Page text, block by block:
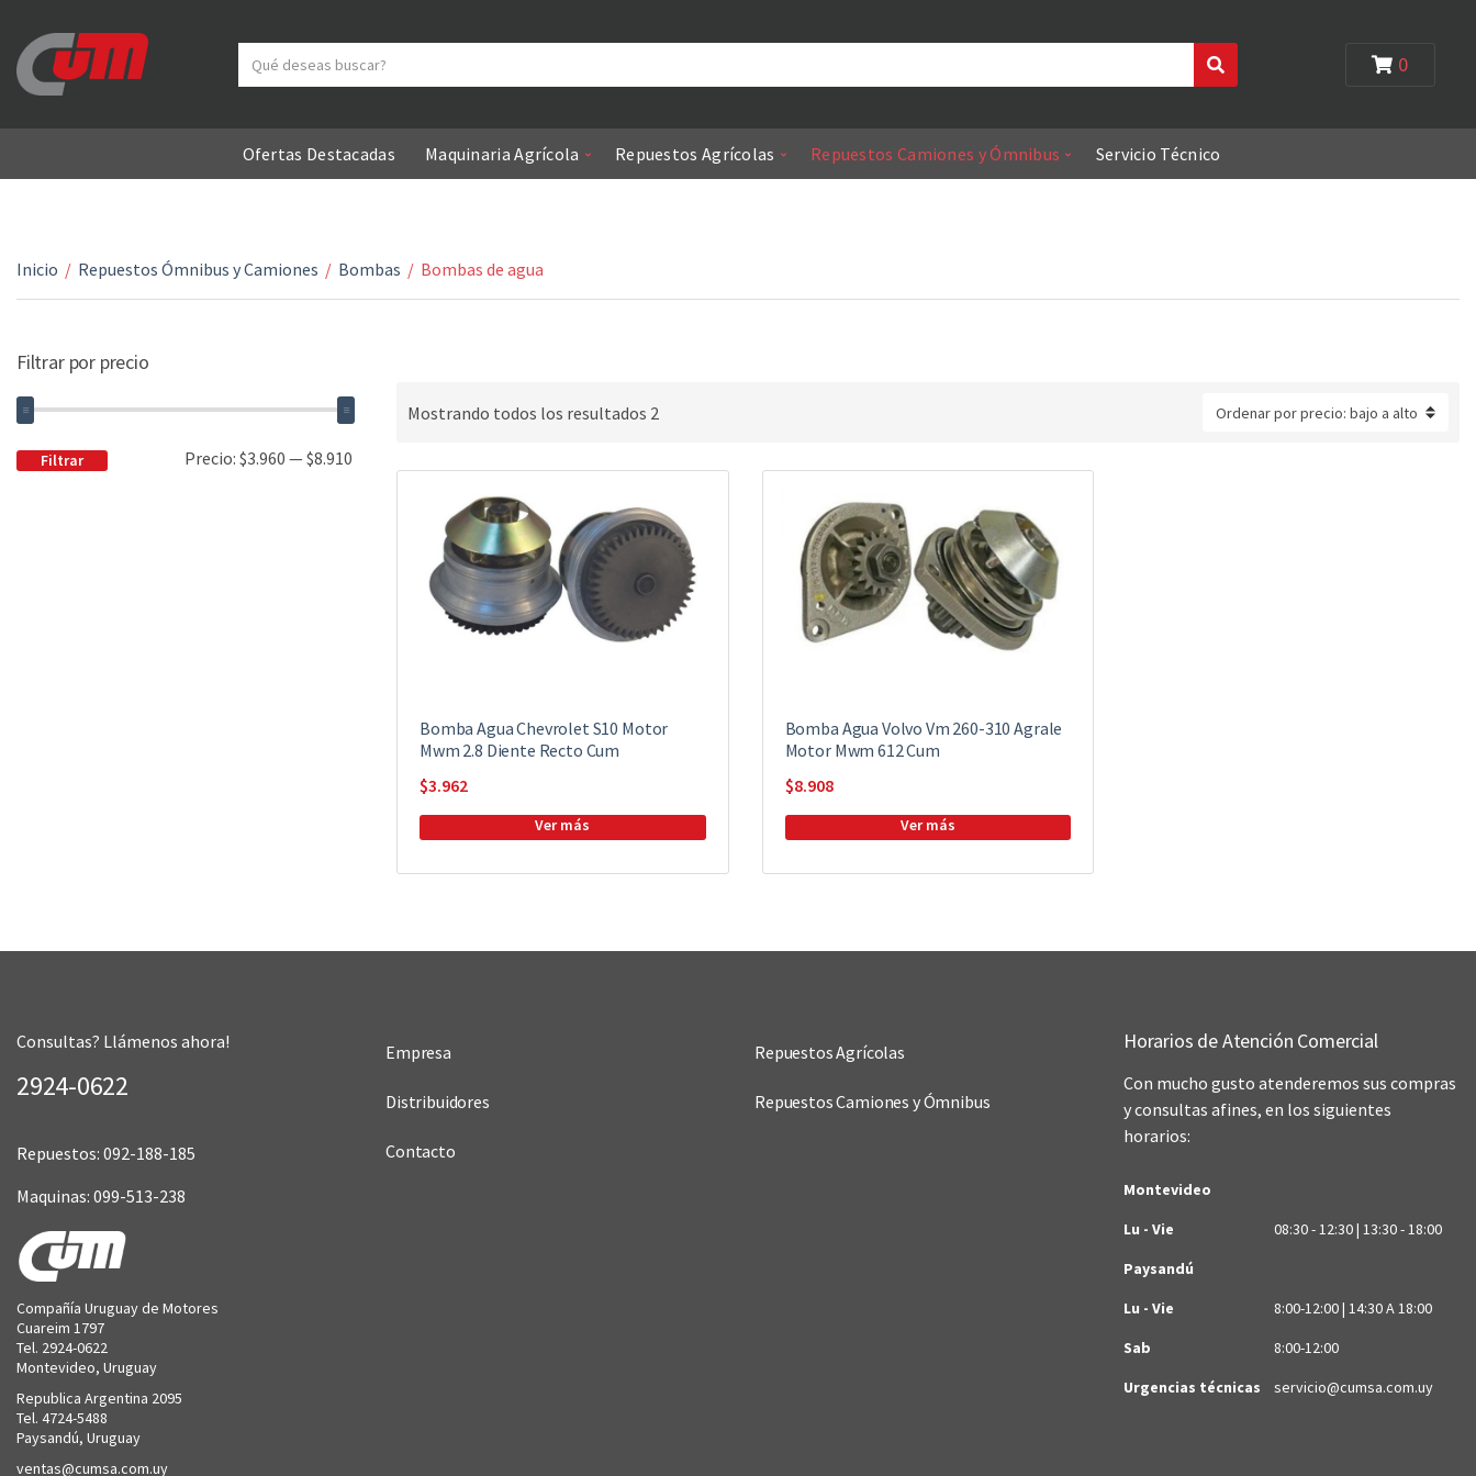
Search 0
Ofertas Destacadas Maquinaria Agrícola Repuestos Agrícolas Repuestos Camiones y Ómnibus Servicio Técnico
Inicio / Repuestos Ómnibus y Camiones / Bombas / Bombas de agua
Mostrando todos los resultados 2
Bomba Agua Chevrolet S10 Motor
Mwm 2.8 Diente Recto Cum
$3.962
Bomba Agua Volvo Vm 260-310 Agrale
Motor Mwm 612 Cum
$8.908
Filtrar por precio
Filtrar Precio: $3.960 —$8.910
Consultas? Llámenos ahora!
2924-0622
Repuestos: 092-188-185
Maquinas: 099-513-238
Compañía Uruguay de Motores
Cuareim 1797
Tel. 2924-0622
Montevideo, Uruguay
Republica Argentina 2095
Tel. 4724-5488
Paysandú, Uruguay
ventas@cumsa.com.uy
Empresa
Distribuidores
Contacto
Repuestos Agrícolas
Repuestos Camiones y Ómnibus
Horarios de Atención Comercial
Con mucho gusto atenderemos sus compras
y consultas afines, en los siguientes
horarios:
Montevideo
Lu - Vie
08:30 - 12:30 | 13:30 - 18:00
Paysandú
Lu - Vie
8:00-12:00 | 14:30 A 18:00
Sab
8:00-12:00
Urgencias técnicas
servicio@cumsa.com.uy